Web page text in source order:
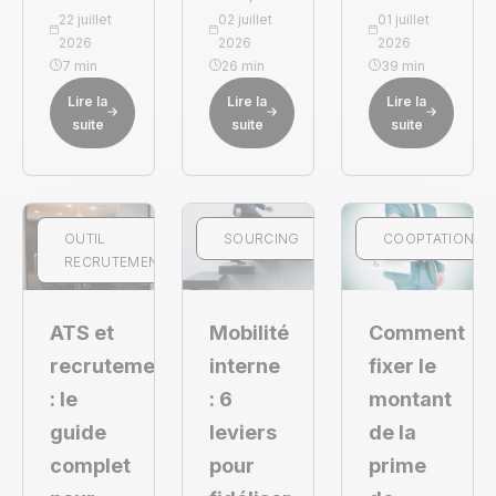
22 juillet
2026
7 min
Lire la
suite
02 juillet
2026
26 min
Lire la
suite
01 juillet
2026
39 min
Lire la
suite
OUTIL
RECRUTEMENT
ATS et
recrutement
: le
guide
complet
SOURCING
Mobilité
interne
: 6
leviers
pour
COOPTATION
Comment
fixer le
montant
de la
prime